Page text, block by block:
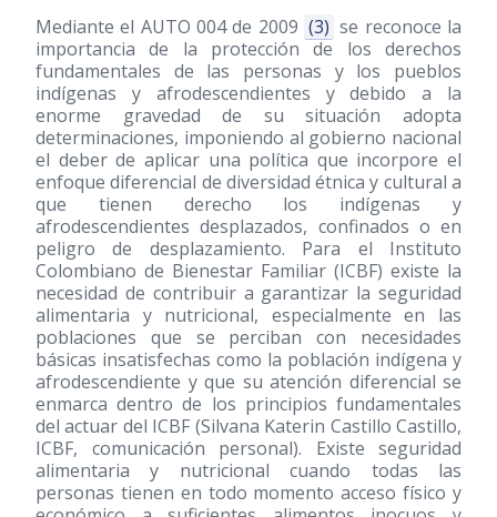
Mediante el AUTO 004 de 2009 (3) se reconoce la
importancia de la protección de los derechos
fundamentales de las personas y los pueblos
indígenas y afrodescendientes y debido a la
enorme gravedad de su situación adopta
determinaciones, imponiendo al gobierno nacional
el deber de aplicar una política que incorpore el
enfoque diferencial de diversidad étnica y cultural a
que tienen derecho los indígenas y
afrodescendientes desplazados, confinados o en
peligro de desplazamiento. Para el Instituto
Colombiano de Bienestar Familiar (ICBF) existe la
necesidad de contribuir a garantizar la seguridad
alimentaria y nutricional, especialmente en las
poblaciones que se perciban con necesidades
básicas insatisfechas como la población indígena y
afrodescendiente y que su atención diferencial se
enmarca dentro de los principios fundamentales
del actuar del ICBF (Silvana Katerin Castillo Castillo,
ICBF, comunicación personal). Existe seguridad
alimentaria y nutricional cuando todas las
personas tienen en todo momento acceso físico y